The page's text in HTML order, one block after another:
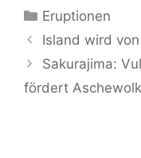
Kategorien
Eruptionen
Island wird
Sakurajima:
fördert